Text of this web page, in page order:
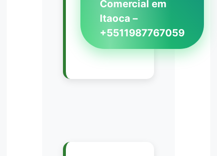
Comercial em
Itaoca –
+5511987767059